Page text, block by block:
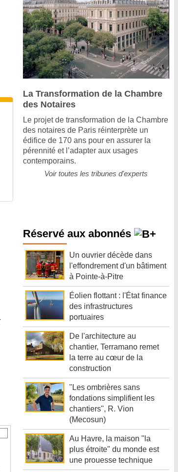
La Transformation de la Chambre
des Notaires
Le projet de transformation de la Chambre
des notaires de Paris réinterprète un
édifice de 170 ans pour en assurer la
pérennité et l’adapter aux usages
contemporains.
Voir toutes les tribunes d'experts
Réservé aux abonnés
Un ouvrier décède dans
l'effondrement d'un bâtiment
à Pointe-à-Pitre
Éolien flottant : l'État finance
des infrastructures
portuaires
De l'architecture au
chantier, Terramano remet
la terre au cœur de la
construction
"Les ombrières sans
fondations simplifient les
chantiers", R. Vion
(Mecosun)
Au Havre, la maison "la
plus étroite" du monde est
une prouesse technique